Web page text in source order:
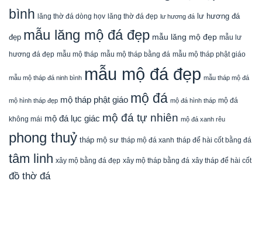
bình lăng thờ đá dòng họv lăng thờ đá đẹp lư hương đá lư hương đá
đẹp mẫu lăng mộ đá đẹp mẫu lăng mộ đẹp mẫu lư
hương đá đẹp mẫu mộ tháp mẫu mộ tháp bằng đá mẫu mộ tháp phật giáo
mẫu mộ tháp đá ninh bình mẫu mộ đá đẹp mẫu tháp mộ đá
mộ hình tháp đẹp mộ tháp phật giáo mộ đá mộ đá hình tháp mộ đá
không mái mộ đá lục giác mộ đá tự nhiên mộ đá xanh rêu
phong thuỷ tháp mộ sư tháp mộ đá xanh tháp để hài cốt bằng đá
tâm linh xây mộ bằng đá đẹp xây mộ tháp bằng đá xây tháp để hài cốt
đồ thờ đá